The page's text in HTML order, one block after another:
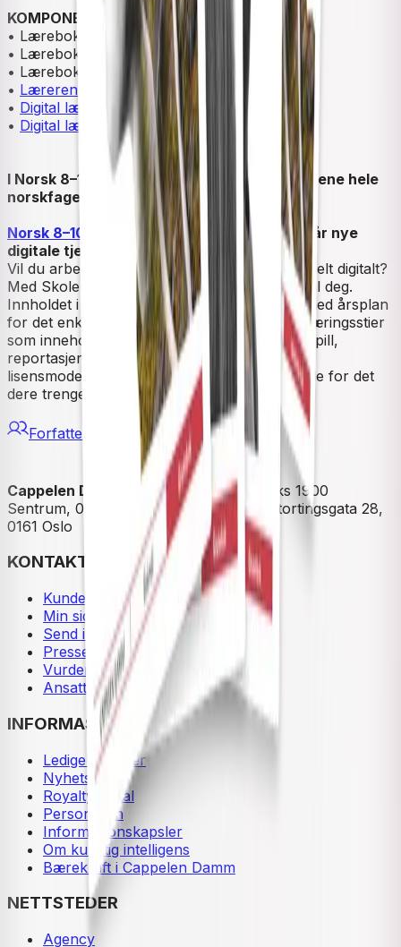
KOMPONENTER I LÆREVERKET
• Lærebok
Norsk 8 Grunnbok
• Lærebok
Norsk 9 Grunnbok
• Lærebok
Norsk 10 Grunnbok
• Lærerens bok
• Digital lærerressurs
• Digital lærebok - Unibok
I Norsk 8–10 fra Cappelen Damm møter elevene hele
norskfaget gjennom hele skoleåret.
Norsk 8–10 i Skolen fra Cappelen Damm– vår nye
digitale tjeneste
Vil du arbeide litt digitalt, ganske digitalt eller helt digitalt?
Med Skolen fra Cappelen Damm er det opp til deg.
Innholdet i tjenesten har en tydelig struktur med årsplan
for det enkelte trinn. Lærestoffet formidles i læringsstier
som inneholder filmer, podkaster, lydbøker, spill,
reportasjer, tekster og oppgaver. Fleksible
lisensmodeller gjør det mulig å bruke og betale for det
dere trenger.
Forfattere
Cappelen Damm
| Postadresse: Postboks 1900
Sentrum, 0055 Oslo | Besøksadresse: Stortingsgata 28,
0161 Oslo
KONTAKT OSS
Kundeservice
Min side
Send inn manus
Presse
Vurderingseksemplar
Ansatte
INFORMASJON
Ledige stillinger
Nyhetsbrev
Royaltyportal
Personvern
Informasjonskapsler
Om kunstig intelligens
Bærekraft i Cappelen Damm
NETTSTEDER
Agency